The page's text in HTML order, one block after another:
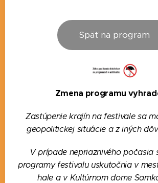
Späť na program
Zmena programu
Zastúpenie krajín na festivale sa
geopolitickej situácie a z iných
V prípade nepriaznivého počasia
programy festivalu uskutočnia v
hale a v Kultúrnom dome